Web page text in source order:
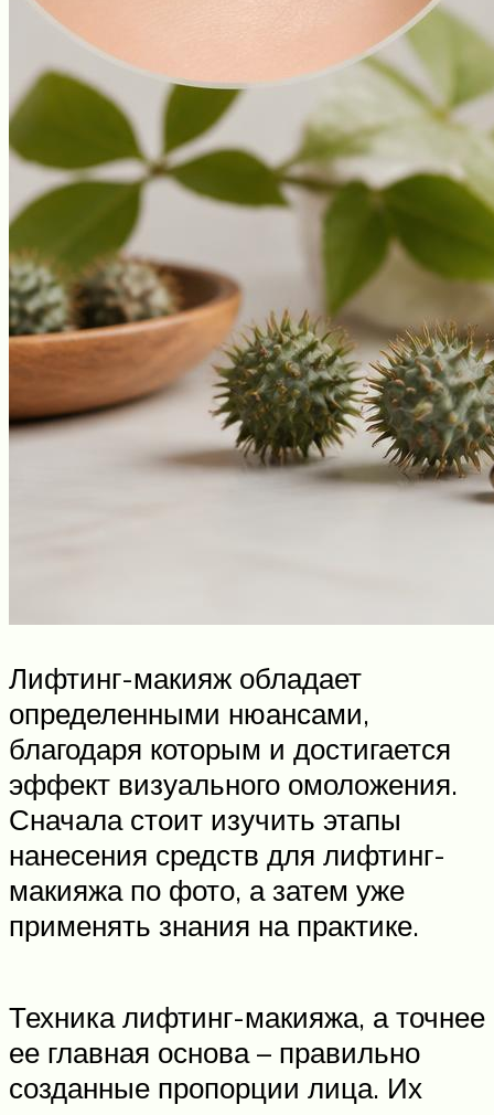
Лифтинг-макияж обладает
определенными нюансами,
благодаря которым и достигается
эффект визуального омоложения.
Сначала стоит изучить этапы
нанесения средств для лифтинг-
макияжа по фото, а затем уже
применять знания на практике.
Техника лифтинг-макияжа, а точнее
ее главная основа – правильно
созданные пропорции лица. Их